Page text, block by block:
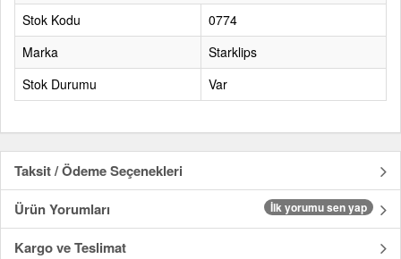
Stok Kodu
0774
Marka
Starklips
Stok Durumu
Var
Taksit / Ödeme Seçenekleri
Ürün Yorumları
İlk yorumu sen yap
Kargo ve Teslimat